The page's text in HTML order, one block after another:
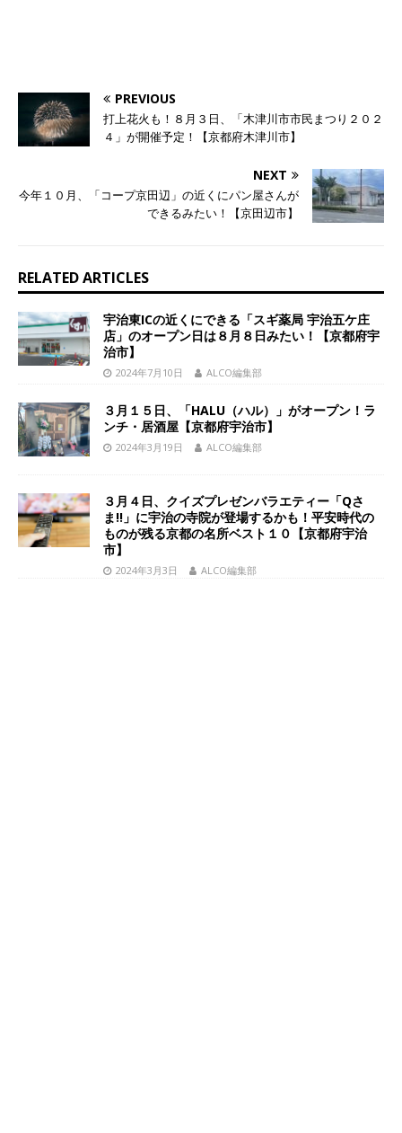
PREVIOUS
打上花火も！８月３日、「木津川市市民まつり２０２
４」が開催予定！【京都府木津川市】
NEXT
今年１０月、「コープ京田辺」の近くにパン屋さんが
できるみたい！【京田辺市】
RELATED ARTICLES
宇治東ICの近くにできる「スギ薬局 宇治五ケ庄
店」のオープン日は８月８日みたい！【京都府宇
治市】
2024年7月10日 ALCO編集部
３月１５日、「HALU（ハル）」がオープン！ラ
ンチ・居酒屋【京都府宇治市】
2024年3月19日 ALCO編集部
３月４日、クイズプレゼンバラエティー「Qさ
ま!!」に宇治の寺院が登場するかも！平安時代の
ものが残る京都の名所ベスト１０【京都府宇治
市】
2024年3月3日 ALCO編集部